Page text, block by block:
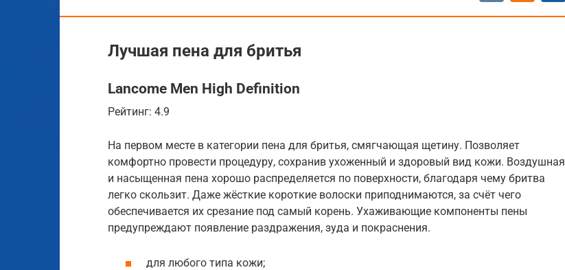
Лучшая пена для бритья
Lancome Men High Definition
Рейтинг: 4.9
На первом месте в категории пена для бритья, смягчающая щетину. Позволяет
комфортно провести процедуру, сохранив ухоженный и здоровый вид кожи. Воздушная
и насыщенная пена хорошо распределяется по поверхности, благодаря чему бритва
легко скользит. Даже жёсткие короткие волоски приподнимаются, за счёт чего
обеспечивается их срезание под самый корень. Ухаживающие компоненты пены
предупреждают появление раздражения, зуда и покраснения.
для любого типа кожи;